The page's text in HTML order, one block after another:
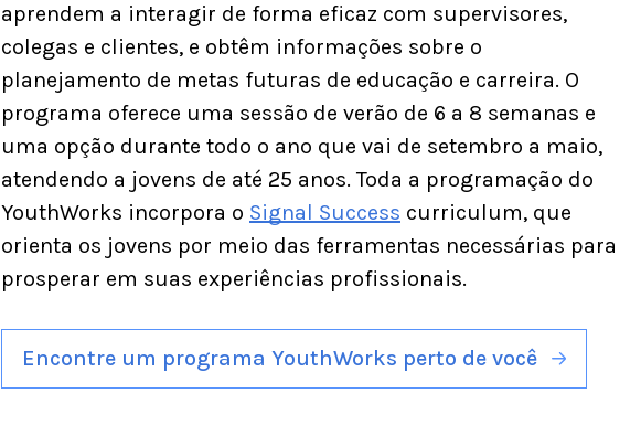
aprendem a interagir de forma eficaz com supervisores,
colegas e clientes, e obtêm informações sobre o
planejamento de metas futuras de educação e carreira. O
programa oferece uma sessão de verão de 6 a 8 semanas e
uma opção durante todo o ano que vai de setembro a maio,
atendendo a jovens de até 25 anos. Toda a programação do
YouthWorks incorpora o Signal Success curriculum, que
orienta os jovens por meio das ferramentas necessárias para
prosperar em suas experiências profissionais.
Encontre um programa YouthWorks perto de você